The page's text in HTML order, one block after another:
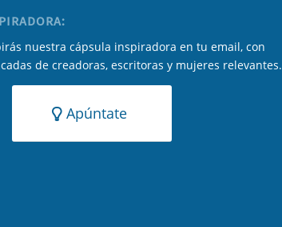
nuestra cápsula inspiradora en tu email, con
de creadoras, escritoras y mujeres relevantes.
Apúntate